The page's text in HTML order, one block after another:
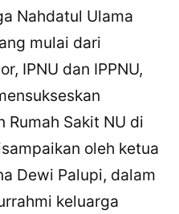
Nahdatul Ulama
mulai dari
IPNU dan IPPNU,
Rumah Sakit NU di
oleh ketua
Dewi Palupi, dalam
keluarga